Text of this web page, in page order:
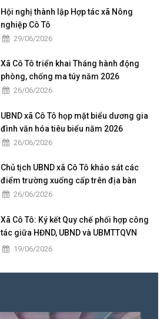
Hội nghị thành lập Hợp tác xã Nông
nghiệp Cô Tô
29/06/2026
Xã Cô Tô triển khai Tháng hành động
phòng, chống ma túy năm 2026
26/06/2026
UBND xã Cô Tô họp mặt biểu dương gia
đình văn hóa tiêu biểu năm 2026
26/06/2026
Chủ tịch UBND xã Cô Tô khảo sát các
điểm trường xuống cấp trên địa bàn
26/06/2026
Xã Cô Tô: Ký kết Quy chế phối hợp công
tác giữa HĐND, UBND và UBMTTQVN
nhiệm kỳ 2026 – 2031
19/06/2026